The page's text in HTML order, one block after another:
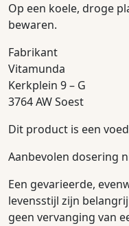
Op een koele, droge
bewaren.
Fabrikant
Vitamunda
Kerkplein 9 – G
3764 AW Soest
Dit product is een
Aanbevolen dosering
Een gevarieerde,
levensstijl zijn
geen vervanging van